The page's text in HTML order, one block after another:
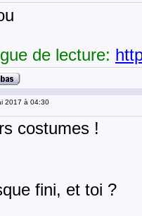
de lecture:
2017 à 04:30
costumes !
fini, et toi ?